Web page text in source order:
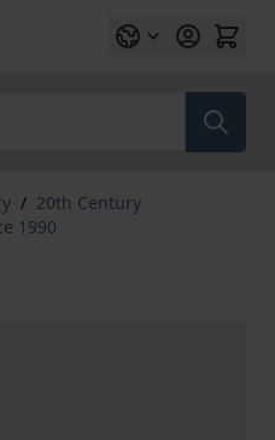
/ 20th Century
1990